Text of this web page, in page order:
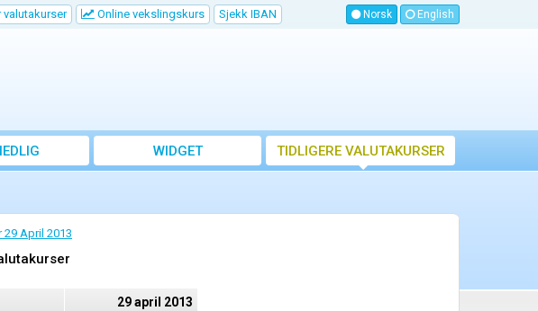
Online vekslingskurs Sjekk IBAN Norsk English
WIDGET TIDLIGERE VALUTAKURSER
April 2013
29 april 2013